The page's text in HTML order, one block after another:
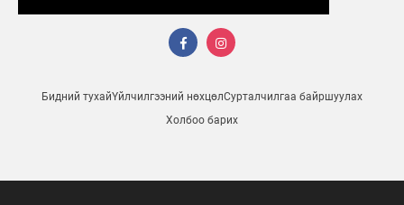
Бидний тухайҮйлчилгээний нөхцөлСурталчилгаа байршуулах
Холбоо барих